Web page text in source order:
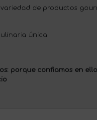
de productos
única.
porque confiamos en